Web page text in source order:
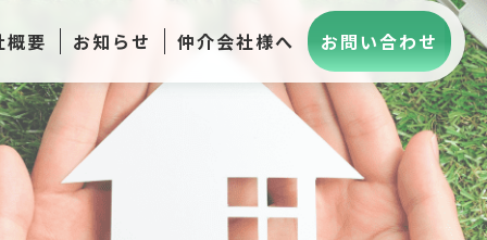
概要 お知らせ 仲介会社様へ お問い合わせ